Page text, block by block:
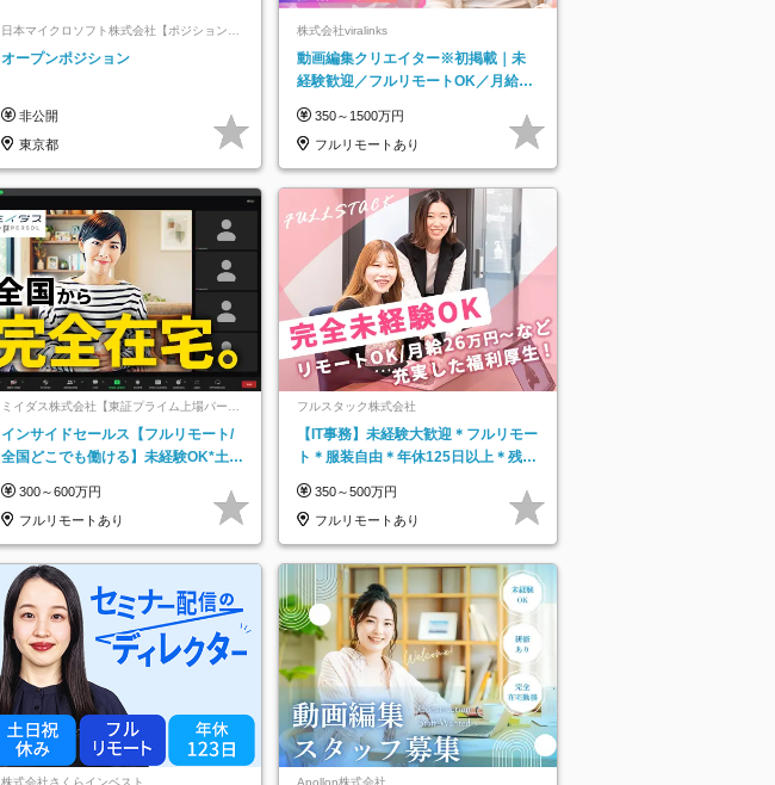
日本マイクロソフト株式会社【ポジションマ
ッチ登録】
オープンポジション
非公開
東京都
株式会社viralinks
動画編集クリエイター※初掲載｜未
経験歓迎／フルリモートOK／月給32
350～1500万円
フルリモートあり
ミイダス株式会社【東証プライム上場パーソ
インサイドセールス【フルリモート/
全国どこでも働ける】未経験OK*土日
300～600万円
フルリモートあり
フルスタック株式会社
【IT事務】未経験大歓迎＊フルリモー
ト＊服装自由＊年休125日以上＊残業
350～500万円
フルリモートあり
株式会社さくらインベスト Apollon株式会社